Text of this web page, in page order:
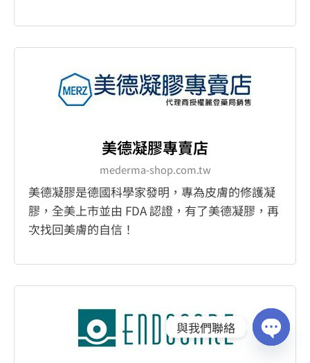
美德凝膠專賣店
mederma-shop.com.tw
美德凝膠是德國科學家發明，專為皮膚的修護凝
膠，全美上市並由 FDA 認證，有了美德凝膠，再
次找回美膚的自信！
與我們聯絡
OPEN